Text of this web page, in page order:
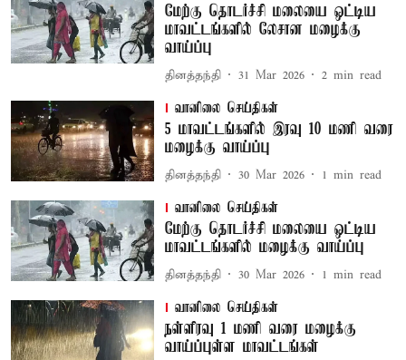
மேற்கு தொடர்ச்சி மலையை ஒட்டிய
மாவட்டங்களில் லேசான மழைக்கு
வாய்ப்பு
தினத்தந்தி 31 Mar 2026 2 min read
வானிலை செய்திகள்
5 மாவட்டங்களில் இரவு 10 மணி வரை
மழைக்கு வாய்ப்பு
தினத்தந்தி 30 Mar 2026 1 min read
வானிலை செய்திகள்
மேற்கு தொடர்ச்சி மலையை ஒட்டிய
மாவட்டங்களில் மழைக்கு வாய்ப்பு
தினத்தந்தி 30 Mar 2026 1 min read
வானிலை செய்திகள்
நள்ளிரவு 1 மணி வரை மழைக்கு
வாய்ப்புள்ள மாவட்டங்கள்